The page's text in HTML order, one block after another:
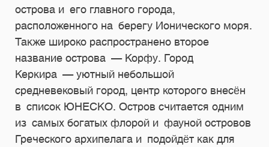
острова и его главного города,
расположенного на берегу Ионического моря.
Также широко распространено второе
название острова — Корфу. Город
Керкира — уютный небольшой
средневековый город, центр которого внесён
в список ЮНЕСКО. Остров считается одним
из самых богатых флорой и фауной островов
Греческого архипелага и подойдёт как для